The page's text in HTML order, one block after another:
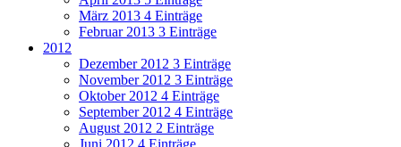
März 2013 4 Einträge
Februar 2013 3 Einträge
2012
Dezember 2012 3 Einträge
November 2012 3 Einträge
Oktober 2012 4 Einträge
September 2012 4 Einträge
August 2012 2 Einträge